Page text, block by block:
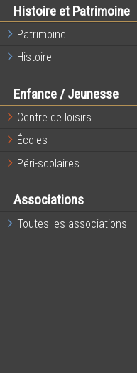
Histoire et Patrimoine
Patrimoine
Histoire
Enfance / Jeunesse
Centre de loisirs
Écoles
Péri-scolaires
Associations
Toutes les associations